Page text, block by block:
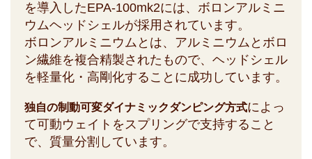
を導入したEPA-100mk2には、ボロンアルミニ
ウムヘッドシェルが採用されています。
ボロンアルミニウムとは、アルミニウムとボロ
ン繊維を複合精製されたもので、ヘッドシェル
を軽量化・高剛化することに成功しています。
独自の制動可変ダイナミックダンピング方式によっ
て可動ウェイトをスプリングで支持すること
で、質量分割しています。